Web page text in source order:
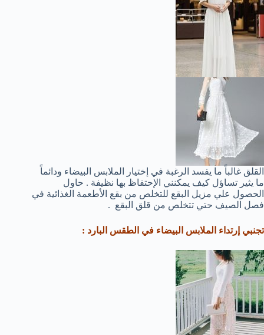
القلق غالباً ما يفسد الرغبة في إختيار الملابس البيضاء ودائماً
ما يثير تساؤل كيف يمكنني الإحتفاظ بها نظيفة . حاول
الحصول علي مزيل البقع للتخلص من بقع الأطعمة الغذائية في
فصل الصيف حتي تتخلص من قلق البقع .
تجنبي إرتداء الملابس البيضاء في الطقس البارد :